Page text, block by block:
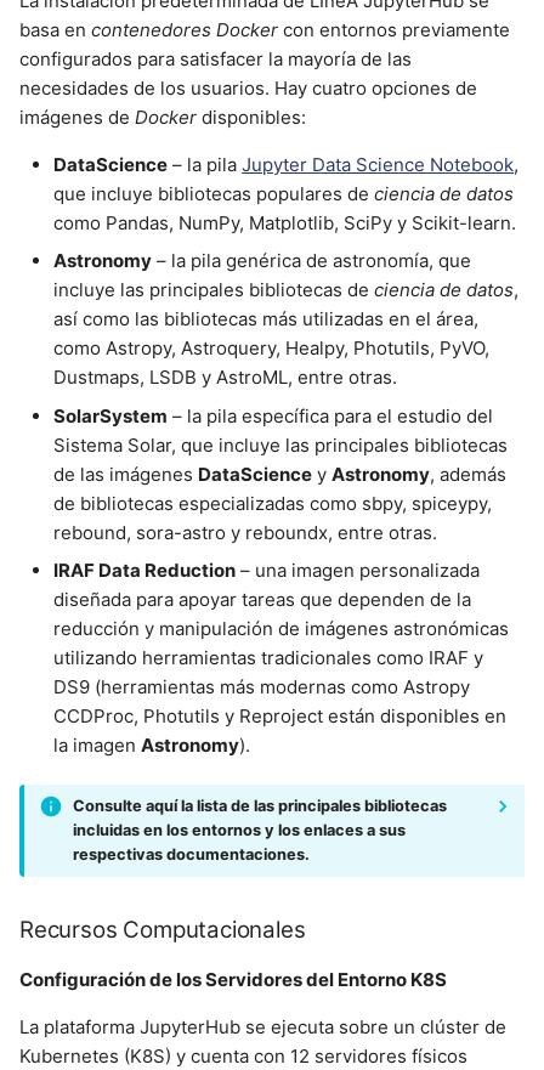
basa en contenedores Docker con entornos previamente
configurados para satisfacer la mayoría de las
necesidades de los usuarios. Hay cuatro opciones de
imágenes de Docker disponibles:
DataScience – la pilaJupyter Data Science Notebook,
que incluye bibliotecas populares deciencia de datos
como Pandas, NumPy, Matplotlib, SciPy y Scikit-learn.
Astronomy – la pila genérica de astronomía, que
incluye las principales bibliotecas deciencia de datos,
así como las bibliotecas más utilizadas en el área,
como Astropy, Astroquery, Healpy, Photutils, PyVO,
Dustmaps, LSDB y AstroML, entre otras.
SolarSystem – la pila específica para el estudio del
Sistema Solar, que incluye las principales bibliotecas
de las imágenes DataScience yAstronomy, además
de bibliotecas especializadas como sbpy, spiceypy,
rebound, sora-astro y reboundx, entre otras.
IRAF Data Reduction – una imagen personalizada
diseñada para apoyar tareas que dependen de la
reducción y manipulación de imágenes astronómicas
utilizando herramientas tradicionales como IRAF y
DS9 (herramientas más modernas como Astropy
CCDProc, Photutils y Reproject están disponibles en
la imagenAstronomy).
Consulte aquí la lista de las principales bibliotecas
incluidas en los entornos y los enlaces a sus
respectivas documentaciones.
Recursos Computacionales
Configuración de los Servidores del Entorno K8S
La plataforma JupyterHub se ejecuta sobre un clúster de
Kubernetes (K8S) y cuenta con 12 servidores físicos